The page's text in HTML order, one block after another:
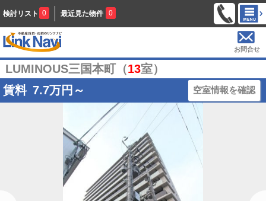
検討リスト 0 最近見た物件 0
お問合せ
LUMINOUS三国本町（13室）
賃料 7.7万円～ 空室情報を確認